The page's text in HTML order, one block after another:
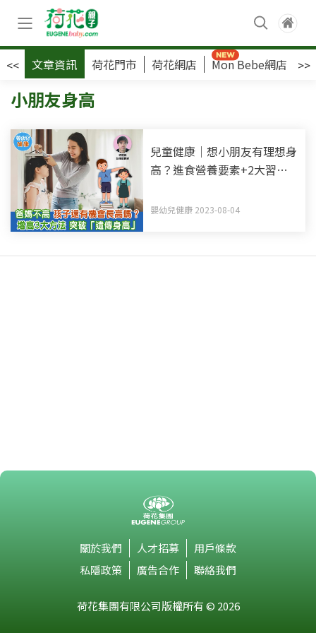
<< 文章資訊 荷花門市 荷花網店 Mon Bebe網店 >>
小朋友身高
兒童健康｜想小朋友有理想身
高？進食營養要素+2大習慣
嬰幼兒健康 2023-08-04
關於我們 人才招募
用戶條款
私隱政策
廣告合作 聯絡我們
荷花集團有限公司版權所有 © 2026